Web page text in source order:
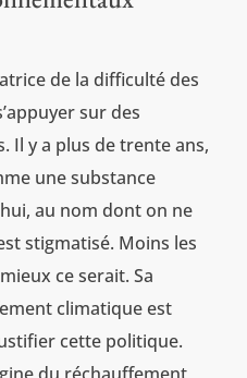
de la difficulté des
sur des
Il y a plus de trente ans,
une substance
au nom dont on ne
stigmatisé. Moins les
ce serait. Sa
climatique est
cette politique.